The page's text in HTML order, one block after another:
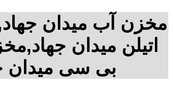
مخزن آب میدان
اتیلن میدان
بی سی میدان